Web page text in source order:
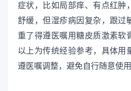
症状，比如局部痒、有点红肿
舒缓，但湿疹病因复杂，跟过
重了得遵医嘱用糖皮质激素软
以上为传统经验参考，具体用
遵医嘱调整，避免自行随意使用